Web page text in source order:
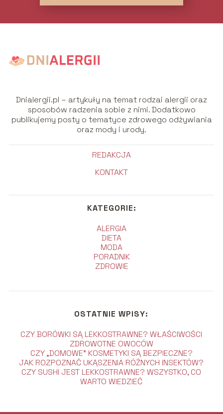
Dnialergii.pl – artykuły na temat rodzai alergii oraz
sposobów radzenia sobie z nimi. Dodatkowo
publikujemy posty o tematyce zdrowego odżywiania
oraz mody i urody.
REDAKCJA
KONTAKT
KATEGORIE:
ALERGIA
DIETA
MODA
PORADNIK
ZDROWIE
OSTATNIE WPISY:
CZY BORÓWKI SĄ LEKKOSTRAWNE? WŁAŚCIWOŚCI
ZDROWOTNE OWOCÓW
CZY „DOMOWE” KOSMETYKI SĄ BEZPIECZNE?
JAK ROZPOZNAĆ UKĄSZENIA RÓŻNYCH INSEKTÓW?
CZY SUSHI JEST LEKKOSTRAWNE? WSZYSTKO, CO
WARTO WIEDZIEĆ